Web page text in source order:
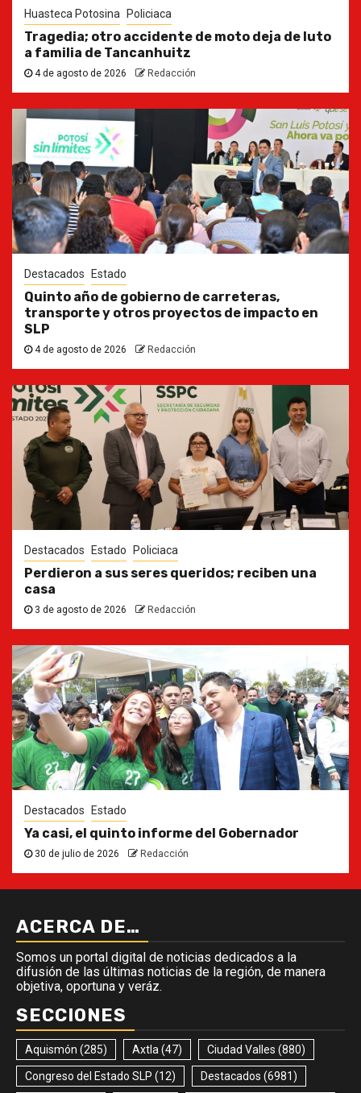
Huasteca Potosina Policiaca
Tragedia; otro accidente de moto deja de luto
a familia de Tancanhuitz
4 de agosto de 2026 Redacción
Destacados Estado
Quinto año de gobierno de carreteras,
transporte y otros proyectos de impacto en
SLP
4 de agosto de 2026 Redacción
Destacados Estado Policiaca
Perdieron a sus seres queridos; reciben una
casa
3 de agosto de 2026 Redacción
Destacados Estado
Ya casi, el quinto informe del Gobernador
30 de julio de 2026 Redacción
ACERCA DE…
Somos un portal digital de noticias dedicados a la
difusión de las últimas noticias de la región, de manera
objetiva, oportuna y veráz.
SECCIONES
Aquismón (285) Axtla (47) Ciudad Valles (880)
Congreso del Estado SLP (12) Destacados (6981)